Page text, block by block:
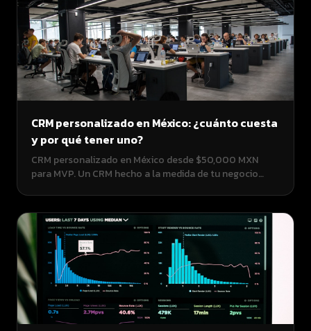
CRM personalizado en México: ¿cuánto cuesta
y por qué tener uno?
CRM personalizado en México desde $50,000 MXN
para MVP. Un CRM hecho a la medida de tu negocio
precios, funcionalidades y ROI.